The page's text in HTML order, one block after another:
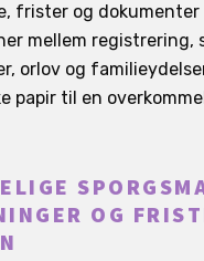
frister og dokumenter
mellem registrering,
orlov og
papir til en
OG